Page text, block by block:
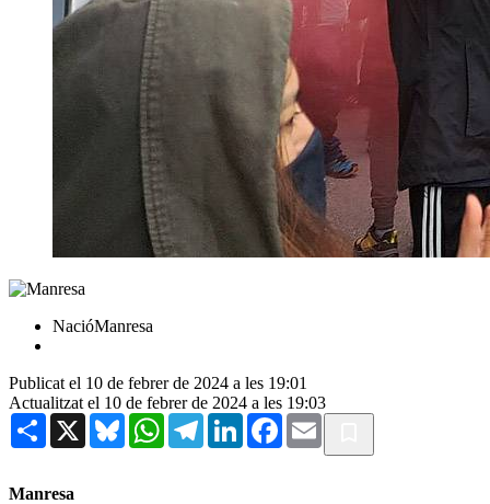
NacióManresa
Publicat el 10 de febrer de 2024 a les 19:01
Actualitzat el 10 de febrer de 2024 a les 19:03
Share X BlueskyWhatsAppTelegramLinkedInFacebook
Email
Manresa